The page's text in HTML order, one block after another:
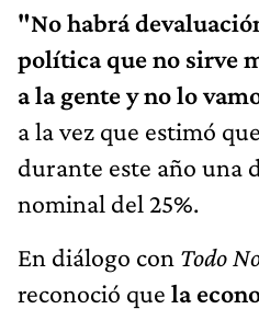
"No habrá
política que no sirve
a la gente y no lo
a la vez que estimó
durante este año una
nominal del 25%.
En diálogo con Todo
reconoció que la